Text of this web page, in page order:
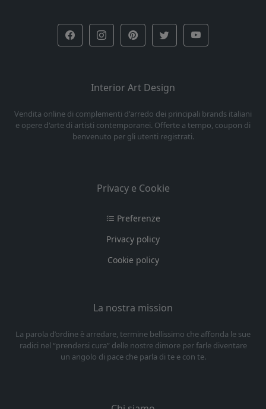
Interior Art Design
Vendita online di complementi d'arredo dei principali brands italiani
e opere d'arte di artisti contemporanei. Offerte a tempo, coupon di
benvenuto per gli utenti registrati.
Privacy e Cookie
Preferenze
Privacy policy
Cookie policy
La nostra mission
La parola d’ordine è arredare, termine bellissimo che affonda le sue
radici nel “prendersi cura” delle nostre dimore per farle diventare
un angolo di pace che parla di te e con te.